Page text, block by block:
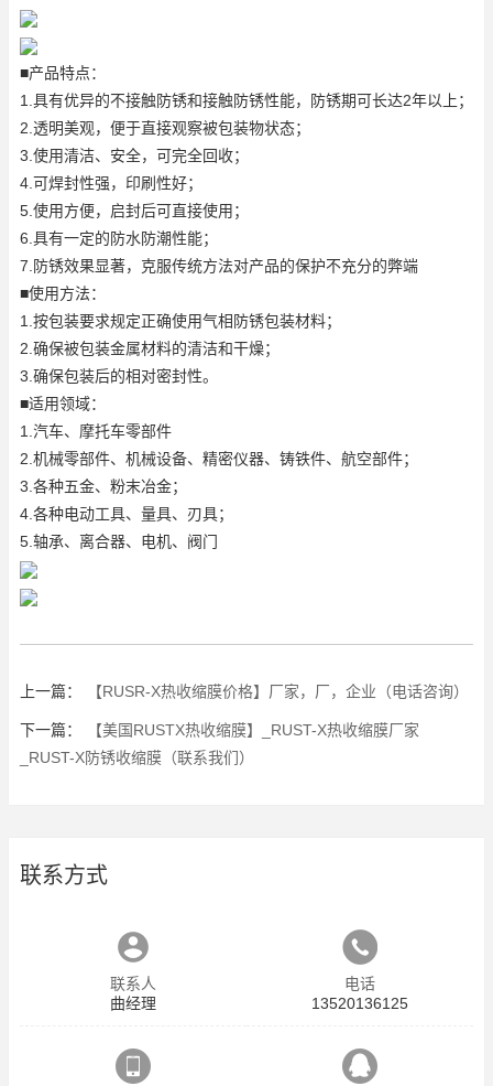
■产品特点：
1.具有优异的不接触防锈和接触防锈性能，防锈期可长达2年以上；
2.透明美观，便于直接观察被包装物状态；
3.使用清洁、安全，可完全回收；
4.可焊封性强，印刷性好；
5.使用方便，启封后可直接使用；
6.具有一定的防水防潮性能；
7.防锈效果显著，克服传统方法对产品的保护不充分的弊端
■使用方法：
1.按包装要求规定正确使用气相防锈包装材料；
2.确保被包装金属材料的清洁和干燥；
3.确保包装后的相对密封性。
■适用领域：
1.汽车、摩托车零部件
2.机械零部件、机械设备、精密仪器、铸铁件、航空部件；
3.各种五金、粉末冶金；
4.各种电动工具、量具、刃具；
5.轴承、离合器、电机、阀门
上一篇： 【RUSR-X热收缩膜价格】厂家，厂，企业（电话咨询）
下一篇：
【美国RUSTX热收缩膜】_RUST-X热收缩膜厂家
_RUST-X防锈收缩膜（联系我们）
联系方式
联系人
曲经理
电话
13520136125